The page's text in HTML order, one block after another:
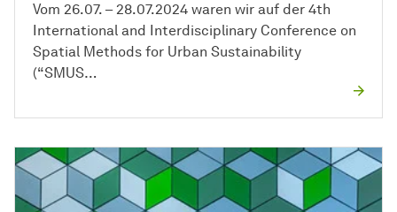
Vom 26.07. – 28.07.2024 waren wir auf der 4th
International and Interdisciplinary Conference on
Spatial Methods for Urban Sustainability
(“SMUS…